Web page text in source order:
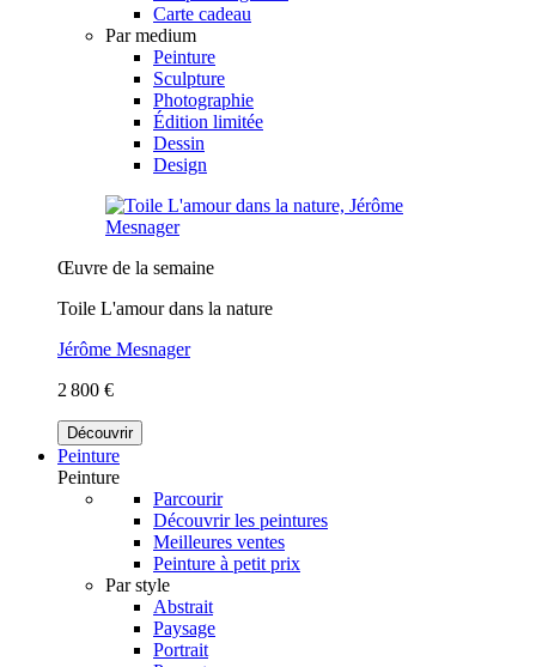
Carte cadeau
Par medium
Peinture
Sculpture
Photographie
Édition limitée
Dessin
Design
Œuvre de la semaine
Toile L'amour dans la nature
Jérôme Mesnager
2 800 €
Découvrir
Peinture
Peinture
Parcourir
Découvrir les peintures
Meilleures ventes
Peinture à petit prix
Par style
Abstrait
Paysage
Portrait